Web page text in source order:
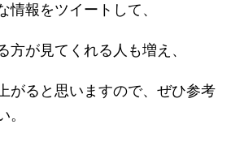
情報をツイートして、
方が見てくれる人も増え、
がると思いますので、ぜひ参考
。